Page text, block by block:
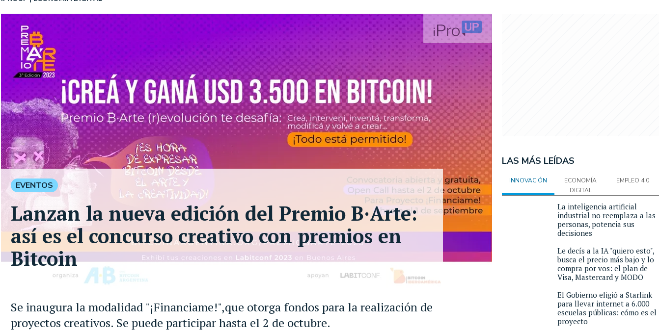
Se inaugura la modalidad "¡Financiame!",que otorga fondos para la realización de
proyectos creativos. Se puede participar hasta el 2 de octubre.
EVENTOS
Lanzan la nueva edición del Premio B·Arte:
así es el concurso creativo con premios en
Bitcoin
LAS MÁS LEÍDAS
INNOVACIÓN
ECONOMÍA
DIGITAL
EMPLEO 4.0
La inteligencia artificial
industrial no reemplaza a las
personas, potencia sus
decisiones
Le decís a la IA "quiero esto",
busca el precio más bajo y lo
compra por vos: el plan de
Visa, Mastercard y MODO
El Gobierno eligió a Starlink
para llevar internet a 6.000
escuelas públicas: cómo es el
proyecto